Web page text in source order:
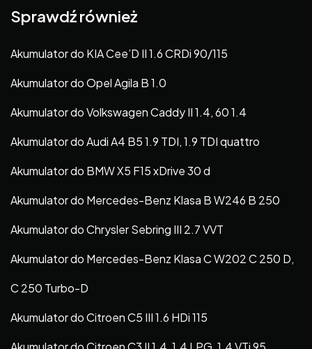
Sprawdź również
Akumulator do KIA Cee’D II 1.6 CRDi 90/115
Akumulator do Opel Agila B 1.0
Akumulator do Volkswagen Caddy II 1.4, 60 1.4
Akumulator do Audi A4 B5 1.9 TDI, 1.9 TDI quattro
Akumulator do BMW X5 F15 xDrive 30 d
Akumulator do Mercedes-Benz Klasa B W246 B 250
Akumulator do Chrysler Sebring III 2.7 VVT
Akumulator do Mercedes-Benz Klasa C W202 C 250 D,
C 250 Turbo-D
Akumulator do Citroen C5 III 1.6 HDi 115